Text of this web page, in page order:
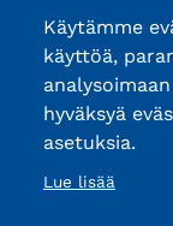
Käytämme
käyttöä,
hyväksyä
asetuksia.
Lue lisää